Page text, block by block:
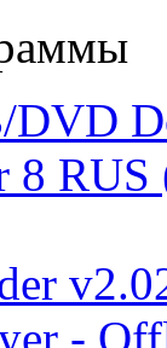
DVD
RUS
-